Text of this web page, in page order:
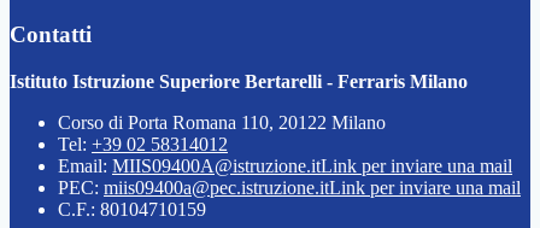
Contatti
Istituto Istruzione Superiore Bertarelli - Ferraris Milano
Corso di Porta Romana 110, 20122 Milano
Tel: +39 02 58314012
Email: MIIS09400A@istruzione.itLink per inviare una mail
PEC: miis09400a@pec.istruzione.itLink per inviare una mail
C.F.: 80104710159